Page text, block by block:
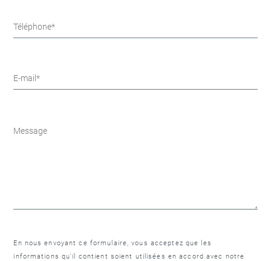
En nous envoyant ce formulaire, vous acceptez que les
informations qu'il contient soient utilisées en accord avec notre